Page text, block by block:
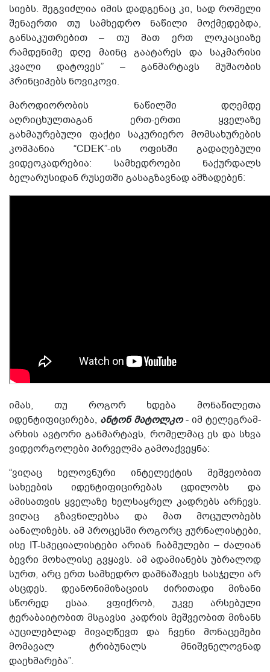
სიებს. შეგვიძლია იმის დადგენაც კი, სად რომელი
შენაერთი თუ სამხედრო ნაწილი მოქმედებდა,
განსაკუთრებით – თუ მათ ერთ ლოკაციაზე
რამდენიმე დღე მაინც გაატარეს და საკმარისი
კვალი დატოვეს” – განმარტავს მუშაობის
პრინციპებს ნოვიკოვი.
მაროდიორობის ნაწილში დღემდე
აღრიცხულთაგან ერთ-ერთი ყველაზე
გახმაურებული ფაქტი საკურიერო მომსახურების
კომპანია “CDEK”-ის ოფისში გადაღებული
ვიდეოკადრებია: სამხედროები ნაქურდალს
ბელარუსიდან რუსეთში გასაგზავნად ამზადებენ:
იმას, თუ როგორ ხდება მონაწილეთა
იდენტიფიცირება, ანტონ მატოლკო - იმ ტელეგრამ-
არხის ავტორი განმარტავს, რომელმაც ეს და სხვა
ვიდეორგოლები პირველმა გამოაქვეყნა:
“ვიღაც ხელოვნური ინტელექტის მეშვეობით
სახეების იდენტიფიცირებას ცდილობს და
ამისათვის ყველაზე ხელსაყრელ კადრებს არჩევს.
ვიღაც გზავნილებსა და მათ მოცულობებს
აანალიზებს. ამ პროცესში როგორც ჟურნალისტები,
ისე IT-სპეციალისტები არიან ჩაბმულები – ძალიან
ბევრი მოხალისე გვყავს. ამ ადამიანებს უბრალოდ
სურთ, არც ერთ სამხედრო დამნაშავეს სასჯელი არ
ასცდეს. დეანონიმიზაციის ძირითადი მიზანი
სწორედ ესაა. ვფიქრობ, უკვე არსებული
ტერაბაიტობით მსგავსი კადრის მეშვეობით მიზანს
აუცილებლად მივაღწევთ და ჩვენი მონაცემები
მომავალ ტრიბუნალს მნიშვნელოვნად
დაეხმარება”.